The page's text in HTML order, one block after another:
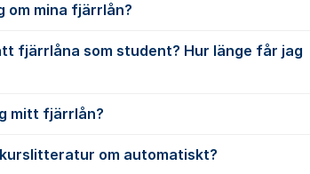
om mina fjärrlån?
fjärrlåna som student? Hur länge får jag
mitt fjärrlån?
om automatiskt?